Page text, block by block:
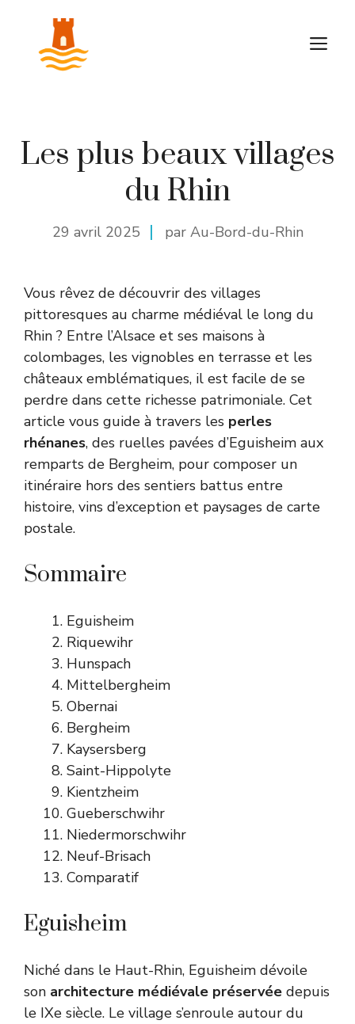
contenu
Les plus beaux villages
du Rhin
29 avril 2025 par Au-Bord-du-Rhin
Vous rêvez de découvrir des villages
pittoresques au charme médiéval le long du
Rhin ? Entre l’Alsace et ses maisons à
colombages, les vignobles en terrasse et les
châteaux emblématiques, il est facile de se
perdre dans cette richesse patrimoniale. Cet
article vous guide à travers les perles
rhénanes, des ruelles pavées d’Eguisheim aux
remparts de Bergheim, pour composer un
itinéraire hors des sentiers battus entre
histoire, vins d’exception et paysages de carte
postale.
Sommaire
Eguisheim
Riquewihr
Hunspach
Mittelbergheim
Obernai
Bergheim
Kaysersberg
Saint-Hippolyte
Kientzheim
Gueberschwihr
Niedermorschwihr
Neuf-Brisach
Comparatif
Eguisheim
Niché dans le Haut-Rhin, Eguisheim dévoile
son architecture médiévale préservée depuis
le IXe siècle. Le village s’enroule autour du